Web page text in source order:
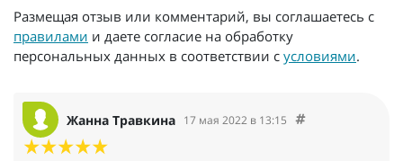
Размещая отзыв или комментарий, вы соглашаетесь с
правилами и даете согласие на обработку
персональных данных в соответствии с условиями.
Жанна Травкина 17 мая 2022 в 13:15